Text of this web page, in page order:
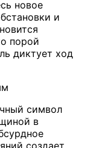
новое
и
порой
диктует ход
символ
в
создает